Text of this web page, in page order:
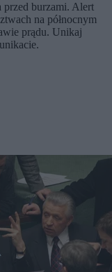
przed burzami. Alert
na północnym
prądu. Unikaj